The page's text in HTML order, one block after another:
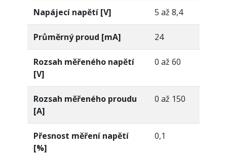
Napájecí napětí [V] 5 až 8,4
Průměrný proud [mA] 24
Rozsah měřeného napětí
[V]
0 až 60
Rozsah měřeného proudu
[A]
0 až 150
Přesnost měření napětí
[%]
0,1